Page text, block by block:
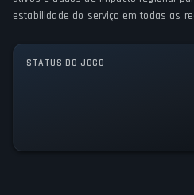
estabilidade do serviço em todas as
STATUS DO JOGO